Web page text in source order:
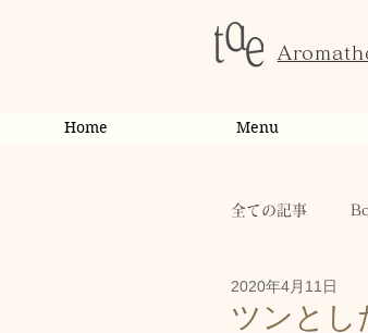
Home Menu
全ての記事
お客様の変化
ツンとし
2020年4月11日